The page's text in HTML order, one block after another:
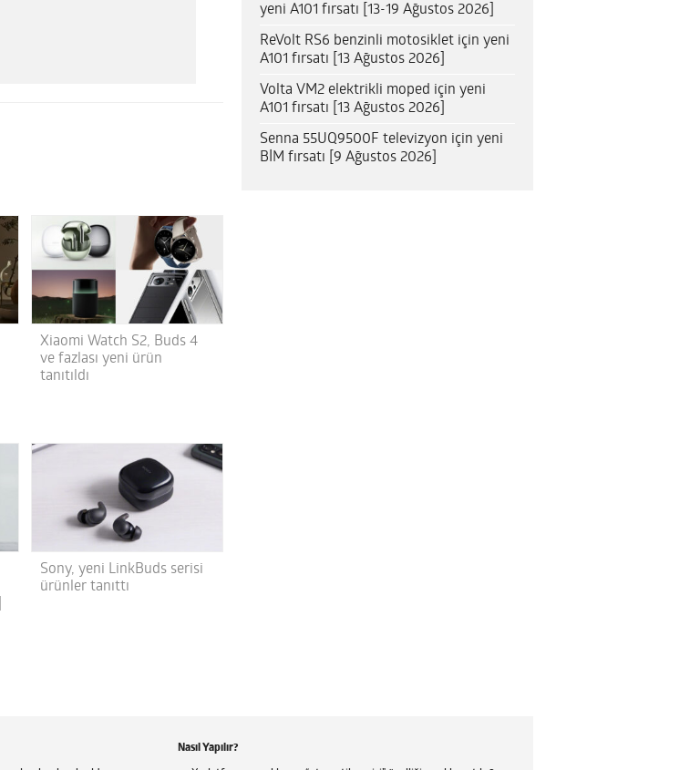
Xiaomi Watch S2, Buds 4
ve fazlası yeni ürün
tanıtıldı
Sony, yeni LinkBuds serisi
ürünler tanıttı
yeni A101 fırsatı [13-19 Ağustos 2026]
ReVolt RS6 benzinli motosiklet için yeni
A101 fırsatı [13 Ağustos 2026]
Volta VM2 elektrikli moped için yeni
A101 fırsatı [13 Ağustos 2026]
Senna 55UQ9500F televizyon için yeni
BİM fırsatı [9 Ağustos 2026]
Nasıl Yapılır?